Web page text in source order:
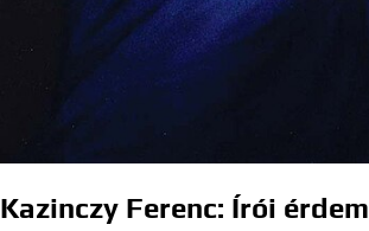
Kazinczy Ferenc: Írói érdem